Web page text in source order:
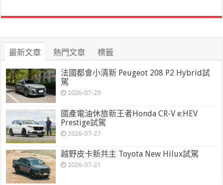
最新文章 熱門文章 標籤
法國都會小清新 Peugeot 208 P2 Hybrid試
駕
2026-07-29
國產電油休旅新王者Honda CR-V e:HEV
Prestige試駕
2026-07-27
越野皮卡新共主 Toyota New Hilux試駕
2026-07-21